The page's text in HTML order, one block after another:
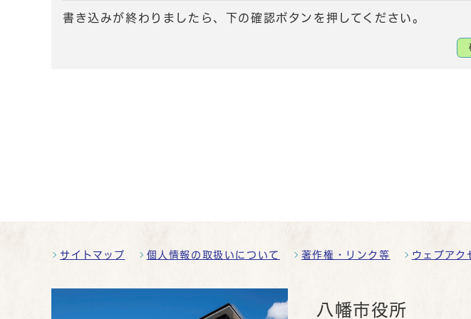
書き込みが終わりましたら、下の確認ボタンを押してください。
サイトマップ 個人情報の取扱いについて 著作権・リンク等 ウェブアク
八幡市役所